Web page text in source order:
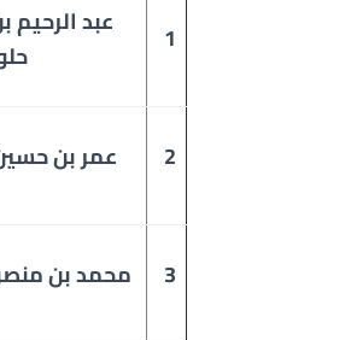
1
عبد
2 عمر بن
3 محمد بن